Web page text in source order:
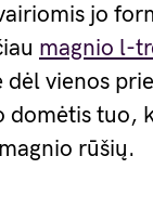
jo
magnio l-
vienos
domėtis tuo,
rūšių.